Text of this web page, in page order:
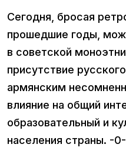
Сегодня, бросая
прошедшие годы,
в советской
присутствие
армянским
влияние на общий
образовательный и
населения страны. -0-